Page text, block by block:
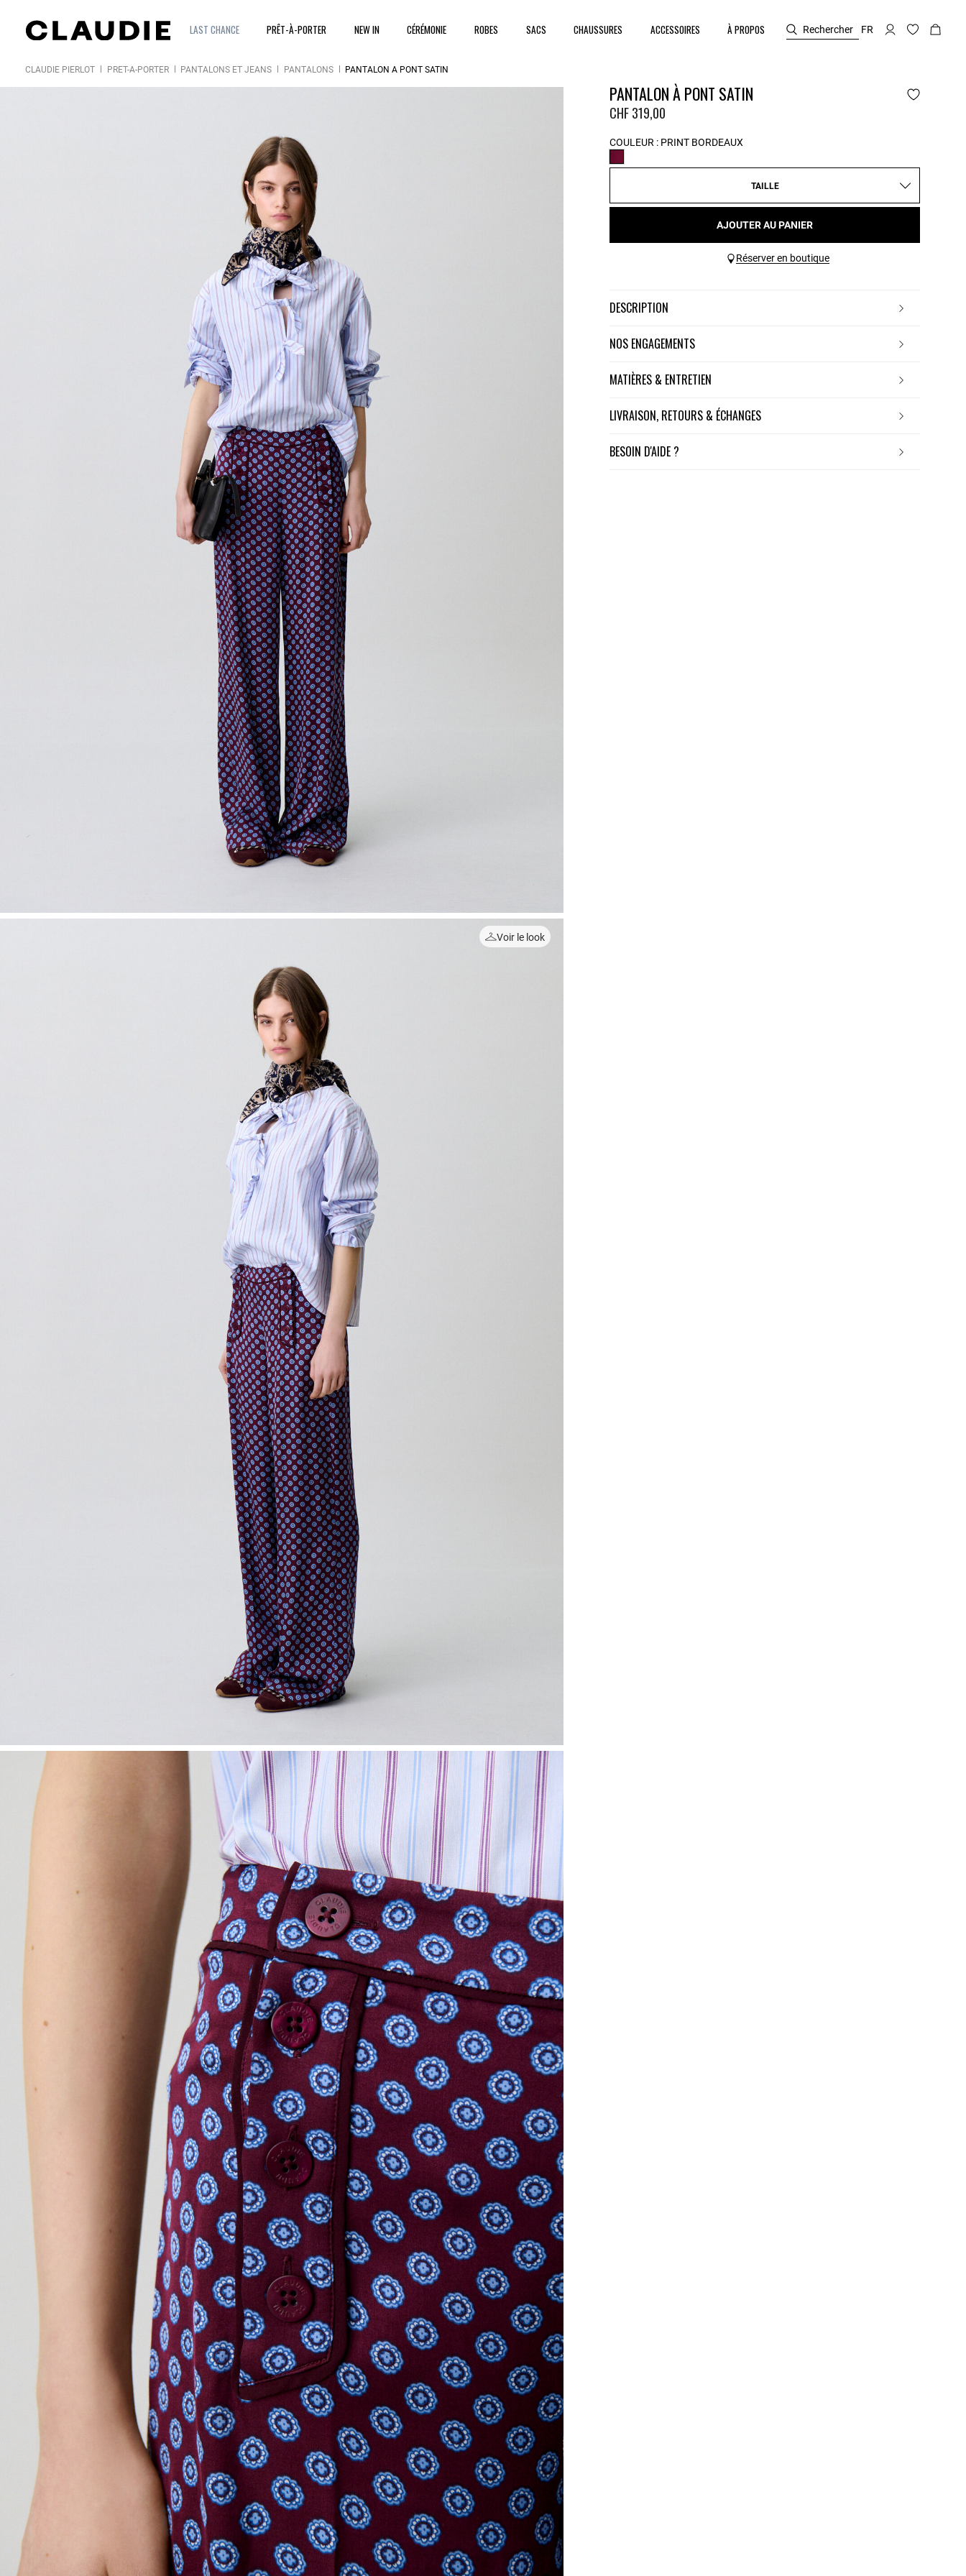
LAST CHANCE PRÊT-À-PORTER NEW IN CÉRÉMONIE ROBES SACS CHAUSSURES ACCESSOIRES À PROPOS Rechercher FR
CLAUDIE PIERLOT PRÊT-À-PORTER PANTALONS ET JEANS PANTALONS PANTALON À PONT SATIN
Voir le look
PANTALON À PONT SATIN
CHF 319,00
COULEUR : PRINT BORDEAUX
TAILLE
AJOUTER AU PANIER
Réserver en boutique
DESCRIPTION
NOS ENGAGEMENTS
MATIÈRES & ENTRETIEN
LIVRAISON, RETOURS & ÉCHANGES
BESOIN D'AIDE ?